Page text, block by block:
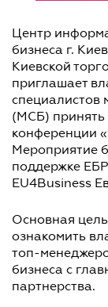
Центр
бизнеса г.
Киевской
приглашает
специалистов
(МСБ) принять
конференции
Мероприятие
поддержке
EU4Business
Основная
ознакомить
топ-
бизнеса с
партнерства.